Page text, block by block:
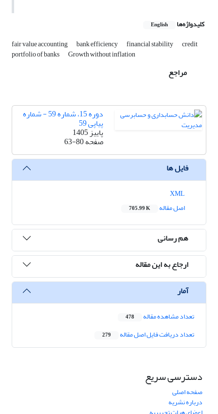
کلیدواژه‌ها English
fair value accounting bank efficiency financial stability credit
portfolio of banks Growth without inflation
مراجع
دوره 15، شماره 59 - شماره
پیاپی 59
پاییز 1405
صفحه63-80
فایل ها
اصل مقاله
705.99 K
هم رسانی
ارجاع به این مقاله
آمار
تعداد مشاهده مقاله 478
تعداد دریافت فایل اصل مقاله 279
دسترسی سریع
صفحه اصلی
درباره نشریه